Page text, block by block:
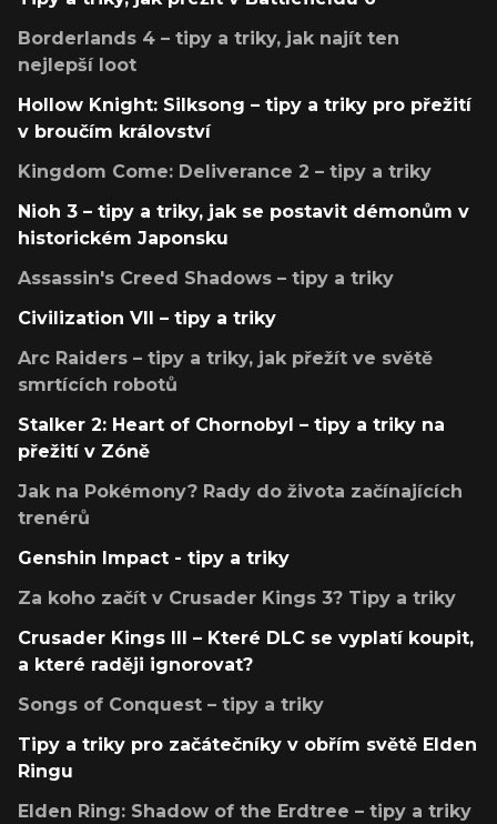
Borderlands 4 – tipy a triky, jak najít ten
nejlepší loot
Hollow Knight: Silksong – tipy a triky pro přežití
v broučím království
Kingdom Come: Deliverance 2 – tipy a triky
Nioh 3 – tipy a triky, jak se postavit démonům v
historickém Japonsku
Assassin's Creed Shadows – tipy a triky
Civilization VII – tipy a triky
Arc Raiders – tipy a triky, jak přežít ve světě
smrtících robotů
Stalker 2: Heart of Chornobyl – tipy a triky na
přežití v Zóně
Jak na Pokémony? Rady do života začínajících
trenérů
Genshin Impact - tipy a triky
Za koho začít v Crusader Kings 3? Tipy a triky
Crusader Kings III – Které DLC se vyplatí koupit,
a které raději ignorovat?
Songs of Conquest – tipy a triky
Tipy a triky pro začátečníky v obřím světě Elden
Ringu
Elden Ring: Shadow of the Erdtree – tipy a triky